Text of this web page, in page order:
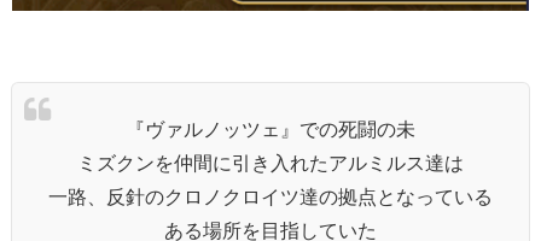
『ヴァルノッツェ』での死闘の未
ミズクンを仲間に引き入れたアルミルス達は
一路、反針のクロノクロイツ達の拠点となっている
ある場所を目指していた